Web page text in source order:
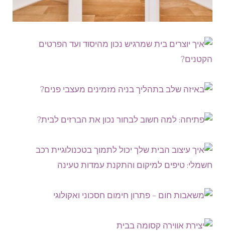
מהיסוד ועד הפרטים הקטנים?
בשנים האחרונות יותר ויותר אנשים מבינים שבית יפה
באיזה שלב בתהליך בניה
מזמינים מעצבי פנים?
רבים חושבים שמעצב פנים מצטרף לתהליך רק לאחר
פתיחה: למה חשוב לבחור נכון
את הברזים לבית?
כשאנחנו מעצבים את הבית או משפצים אותו, יש
איך עיצוב הבית שלך יכול
לתמוך בטכנולוגיית רכב
חשמלי: טיפים למיקום
והתקנת עמדות טעינה
משאבות חום – פתרון חימום